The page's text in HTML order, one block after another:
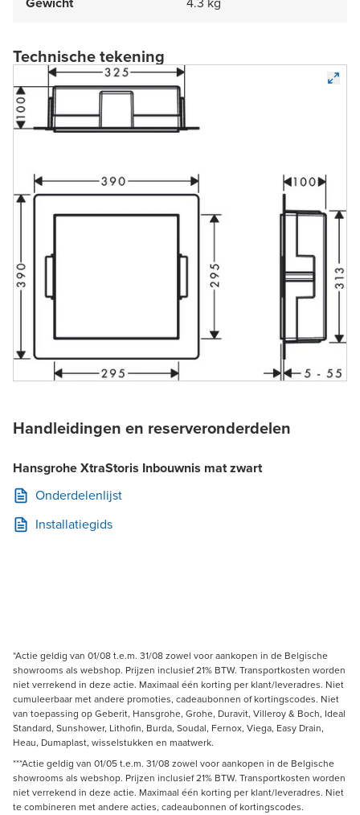
Technische tekening
Handleidingen en reserveronderdelen
Hansgrohe XtraStoris Inbouwnis mat zwart
Onderdelenlijst
Installatiegids
*Actie geldig van 01/08 t.e.m. 31/08 zowel voor aankopen in de Belgische
showrooms als webshop. Prijzen inclusief 21% BTW. Transportkosten worden
niet verrekend in deze actie. Maximaal één korting per klant/leveradres. Niet
cumuleerbaar met andere promoties, cadeaubonnen of kortingscodes. Niet
van toepassing op Geberit, Hansgrohe, Grohe, Duravit, Villeroy & Boch, Ideal
Standard, Sunshower, Lithofin, Burda, Soudal, Fernox, Viega, Easy Drain,
Heau, Dumaplast, wisselstukken en maatwerk.
***Actie geldig van 01/05 t.e.m. 31/08 zowel voor aankopen in de Belgische
showrooms als webshop. Prijzen inclusief 21% BTW. Transportkosten worden
niet verrekend in deze actie. Maximaal één korting per klant/leveradres. Niet
te combineren met andere acties, cadeaubonnen of kortingscodes.